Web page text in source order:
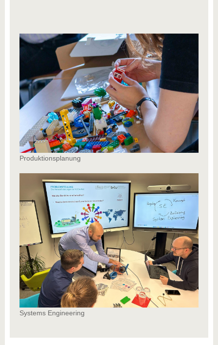
Produktionsplanung
Systems Engineering